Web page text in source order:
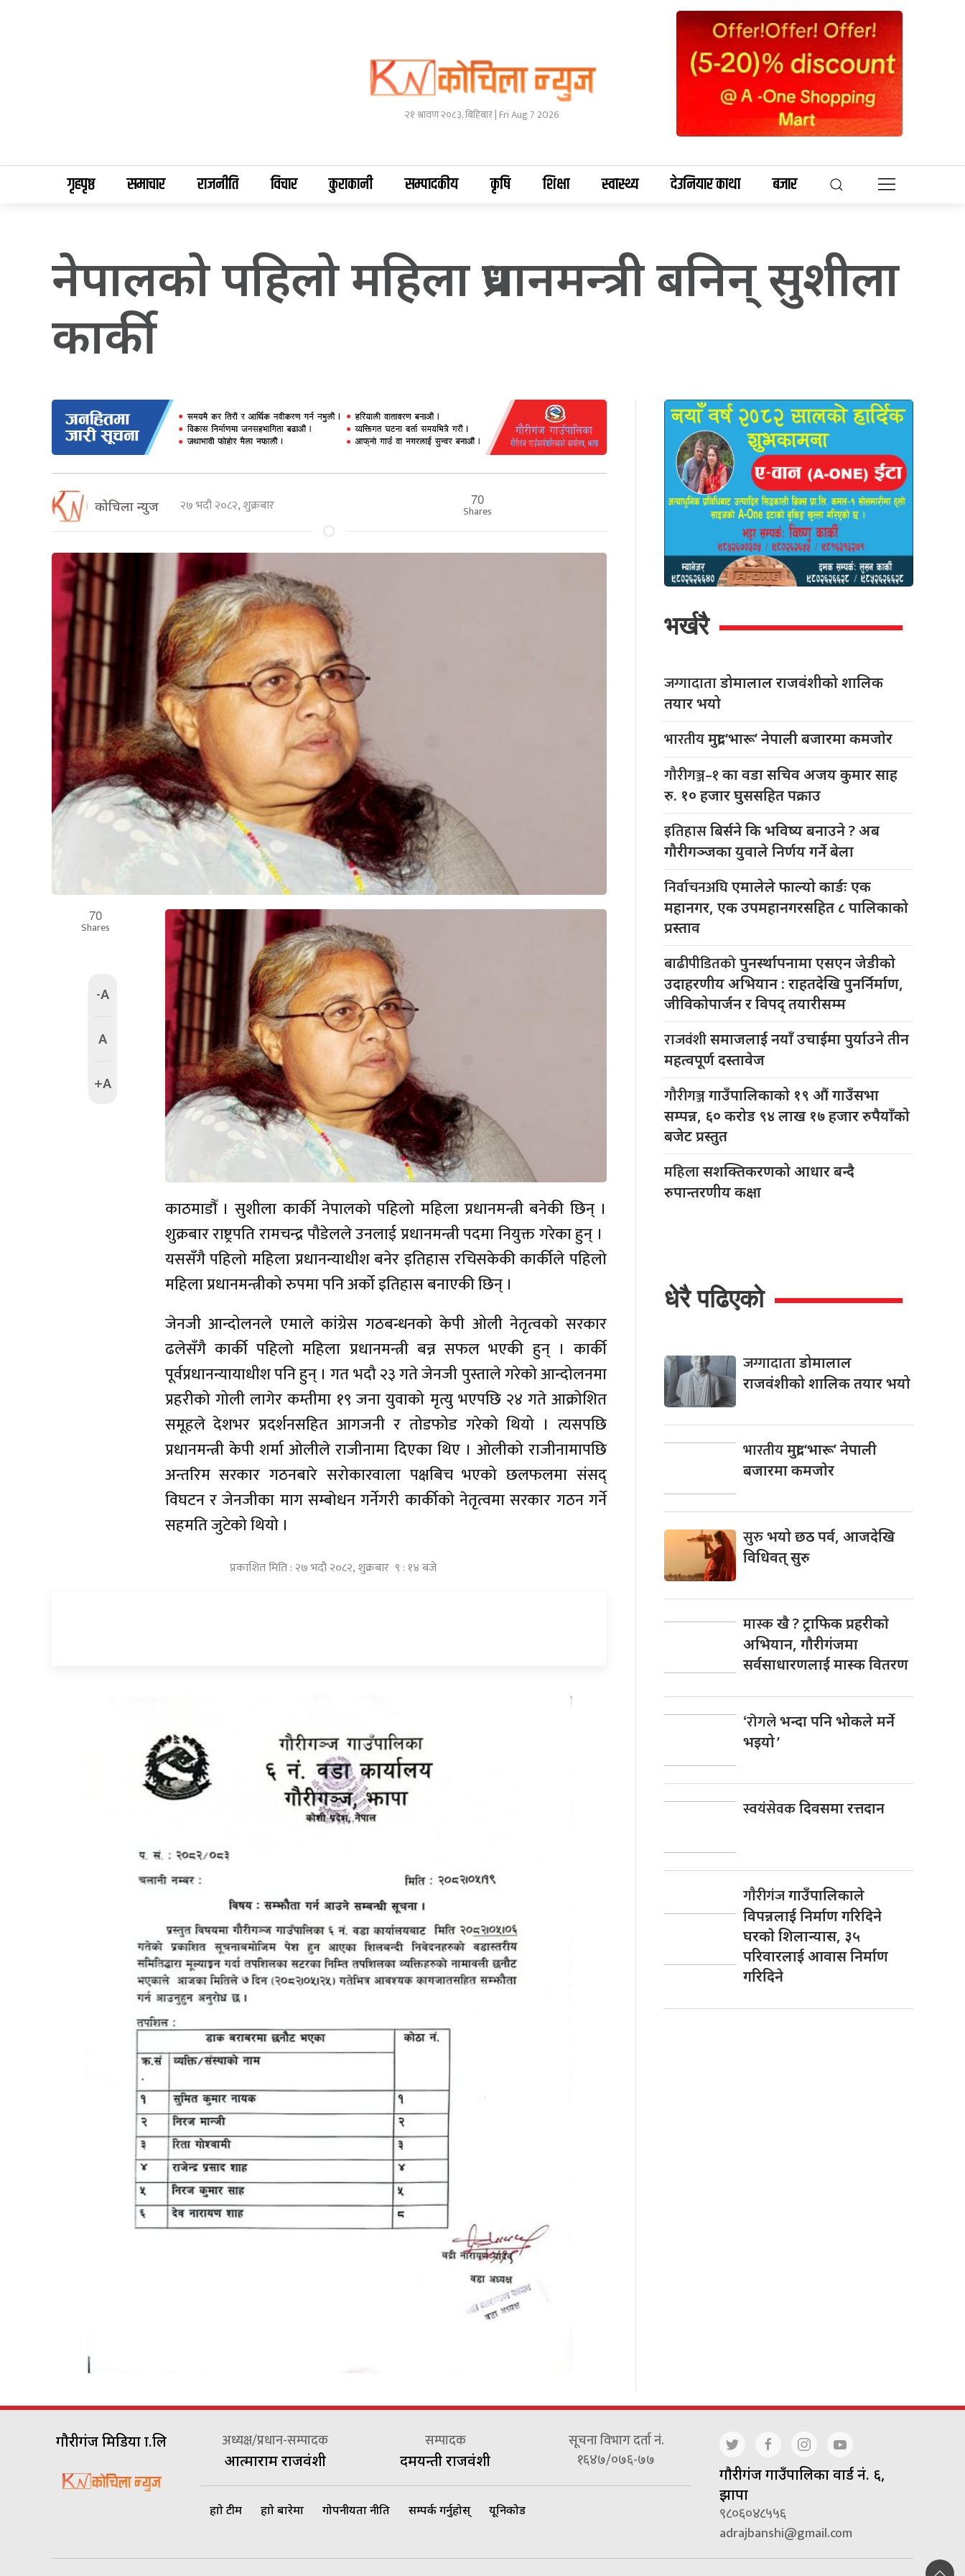
२१ श्रावण २०८३, बिहिबार | Fri Aug 7 2026
गृहपृष्ठ समाचार राजनीति विचार कुराकानी सम्पादकीय कृषि शिक्षा स्वास्थ्य देउनियार काथा बजार
नेपालको पहिलो महिला प्रधानमन्त्री बनिन् सुशीला
कार्की
कोचिला न्युज २७ भदौ २०८२, शुक्रबार 70
Shares
70
Shares
-A
A
+A
काठमाडौँ । सुशीला कार्की नेपालको पहिलो महिला प्रधानमन्त्री बनेकी छिन् ।
शुक्रबार राष्ट्रपति रामचन्द्र पौडेलले उनलाई प्रधानमन्त्री पदमा नियुक्त गरेका हुन् ।
यससँगै पहिलो महिला प्रधानन्याधीश बनेर इतिहास रचिसकेकी कार्कीले पहिलो
महिला प्रधानमन्त्रीको रुपमा पनि अर्को इतिहास बनाएकी छिन् ।
जेनजी आन्दोलनले एमाले कांग्रेस गठबन्धनको केपी ओली नेतृत्वको सरकार
ढलेसँगै कार्की पहिलो महिला प्रधानमन्त्री बन्न सफल भएकी हुन् । कार्की
पूर्वप्रधानन्यायाधीश पनि हुन् । गत भदौ २३ गते जेनजी पुस्ताले गरेको आन्दोलनमा
प्रहरीको गोली लागेर कम्तीमा १९ जना युवाको मृत्यु भएपछि २४ गते आक्रोशित
समूहले देशभर प्रदर्शनसहित आगजनी र तोडफोड गरेको थियो । त्यसपछि
प्रधानमन्त्री केपी शर्मा ओलीले राजीनामा दिएका थिए । ओलीको राजीनामापछि
अन्तरिम सरकार गठनबारे सरोकारवाला पक्षबिच भएको छलफलमा संसद्
विघटन र जेनजीका माग सम्बोधन गर्नेगरी कार्कीको नेतृत्वमा सरकार गठन गर्ने
सहमति जुटेको थियो ।
प्रकाशित मिति : २७ भदौ २०८२, शुक्रबार ९ : १४ बजे
भर्खरै
जग्गादाताडोमालाल राजवंशीको शालिक
तयार भयो
भारतीयमुद्रा ‘भारू’ नेपाली बजारमा कमजाेर
गौरीगञ्ज–१का वडा सचिव अजय कुमार साह
रु. १० हजार घुससहित पक्राउ
इतिहासबिर्सने कि भविष्य बनाउने ? अब
गौरीगञ्जका युवाले निर्णय गर्ने बेला
निर्वाचनअघिएमालेले फाल्यो कार्डः एक
महानगर, एक उपमहानगरसहित ८ पालिकाको
प्रस्ताव
बाढीपीडितकोपुनर्स्थापनामा एसएन जेडीको
उदाहरणीय अभियान : राहतदेखि पुनर्निर्माण,
जीविकोपार्जन र विपद् तयारीसम्म
राजवंशीसमाजलाई नयाँ उचाईमा पुर्याउने तीन
महत्वपूर्ण दस्तावेज
गौरीगञ्जगाउँपालिकाको १९ औं गाउँसभा
सम्पन्न, ६० करोड ९४ लाख १७ हजार रुपैयाँको
बजेट प्रस्तुत
महिलासशक्तिकरणको आधार बन्दै
रुपान्तरणीय कक्षा
धेरै पढिएको
जग्गादाताडोमालाल
राजवंशीको शालिक तयार भयो
भारतीयमुद्रा ‘भारू’ नेपाली
बजारमा कमजाेर
सुरुभयो छठ पर्व, आजदेखि
विधिवत् सुरु
मास्कखै ? ट्राफिक प्रहरीकाे
अभियान, गाैरीगंजमा
सर्वसाधारणलाई मास्क वितरण
‘रोगलेभन्दा पनि भोकले मर्ने
भइयो ’
स्वयंसेवकदिवसमा रत्तदान
गाैरीगंजगाउँपालिकाले
विपन्नलाई निर्माण गरिदिने
घरकाे शिलान्यास, ३५
परिवारलाई आवास निर्माण
गरिदिने
गौरीगंज मिडिया प्रा.लि अध्यक्ष/प्रधान-सम्पादक
आत्माराम राजवंशी
सम्पादक
दमयन्ती राजवंशी
सूचना विभाग दर्ता नं.
१६४७/०७६-७७
हाम्रो टीम हाम्रो बारेमा गोपनीयता नीति सम्पर्क गर्नुहोस् यूनिकोड
गाैरीगंज गाउँपालिका वार्ड नं. ६,
झापा
९८०६०४८५५६
adrajbanshi@gmail.com